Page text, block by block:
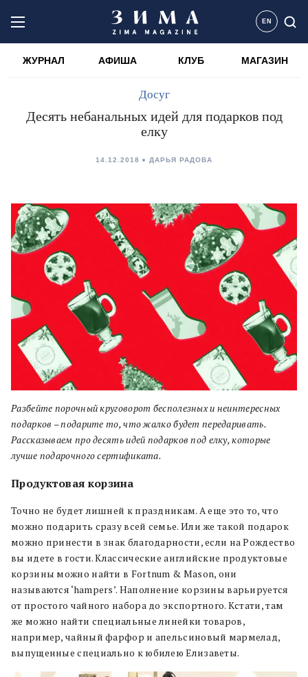
EN
ЖУРНАЛ АФИША КЛУБ МАГАЗИН
Досуг
Десять небанальных идей для подарков под
елку
14.12.2018 ДАРЬЯ РАДОВА
Разбейте порочный круговорот бесполезных и неинтересных
подарков – подарите то, что жалко будет передаривать.
Рассказываем про десять идей подарков под елку, которые
лучше подарочного сертификата.
Продуктовая корзина
Точно не будет лишней к праздникам. А еще это то, что
можно подарить сразу всей семье. Или же такой подарок
можно принести в знак благодарности, если на Рождество
вы идете в гости. Классические английские продуктовые
корзины можно найти в Fortnum & Mason, они
называются ‘hampers’. Наполнение корзины варьируется
от простого чайного набора до экспортного. Кстати, там
же можно найти специальные линейки товаров,
например, чайный фарфор и апельсиновый мармелад,
выпущенные специально к юбилею Елизаветы.